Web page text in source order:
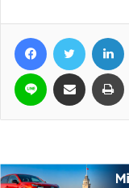
FacebookTwitter
Line Teile per E-Mail